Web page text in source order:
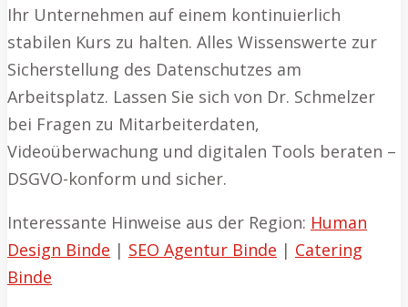
Ihr Unternehmen auf einem kontinuierlich
stabilen Kurs zu halten. Alles Wissenswerte zur
Sicherstellung des Datenschutzes am
Arbeitsplatz. Lassen Sie sich von Dr. Schmelzer
bei Fragen zu Mitarbeiterdaten,
Videoüberwachung und digitalen Tools beraten –
DSGVO-konform und sicher.
Interessante Hinweise aus der Region: Human
Design Binde | SEO Agentur Binde | Catering
Binde